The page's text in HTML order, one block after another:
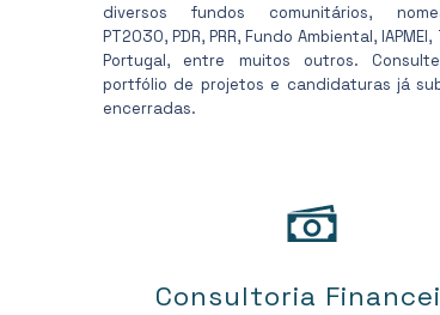
diversos fundos comunitários,
PT2030, PDR, PRR, Fundo Ambiental,
Portugal, entre muitos outros.
portfólio de projetos e candidaturas já
encerradas.
Consultoria